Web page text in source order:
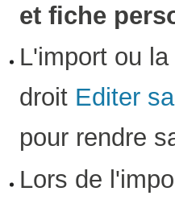
et fiche
L'import ou
droit Editer
pour rendre
Lors de